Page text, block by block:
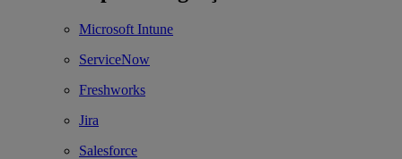
Microsoft Intune
ServiceNow
Freshworks
Jira
Salesforce